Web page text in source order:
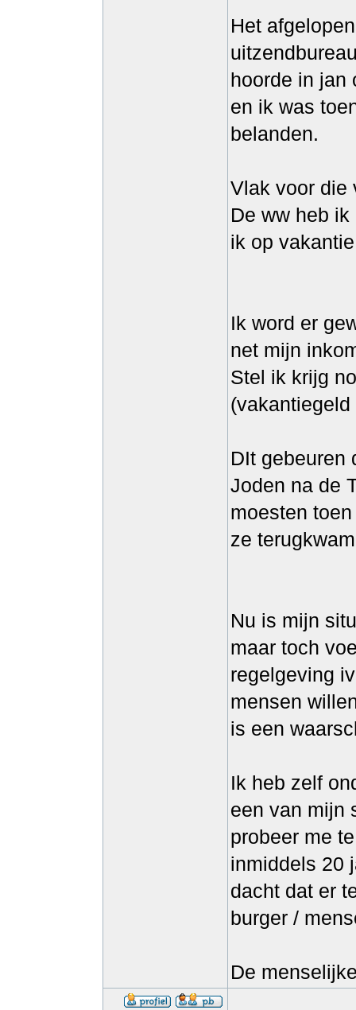
Het
hoorde in jan
en ik was
belanden.
Vlak voor die
De ww heb
ik op
Ik word er
net mijn
Stel ik krijg
DIt gebeuren
Joden na de
moesten
ze
Nu is mijn
maar toch
regelgeving
mensen
is een
Ik heb zelf
een van mijn
probeer me
inmiddels 20
dacht dat er
burger /
De